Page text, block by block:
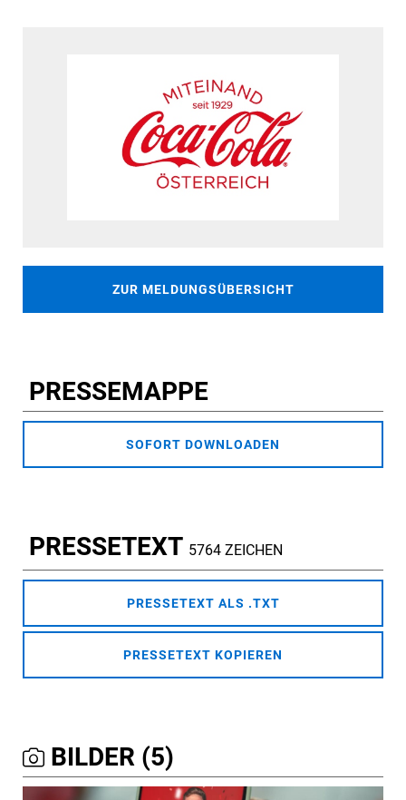
ZUR MELDUNGSÜBERSICHT
PRESSEMAPPE
SOFORT DOWNLOADEN
PRESSETEXT 5764 ZEICHEN
PRESSETEXT ALS .TXT
PRESSETEXT KOPIEREN
BILDER (5)